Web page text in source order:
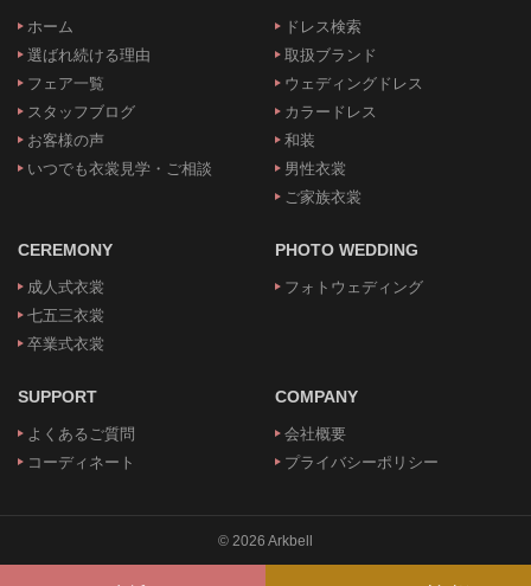
ホーム
選ばれ続ける理由
フェア一覧
スタッフブログ
お客様の声
いつでも衣裳見学・ご相談
ドレス検索
取扱ブランド
ウェディングドレス
カラードレス
和装
男性衣裳
ご家族衣裳
CEREMONY
成人式衣裳
七五三衣裳
卒業式衣裳
PHOTO WEDDING
フォトウェディング
SUPPORT
よくあるご質問
コーディネート
COMPANY
会社概要
プライバシーポリシー
© 2026 Arkbell